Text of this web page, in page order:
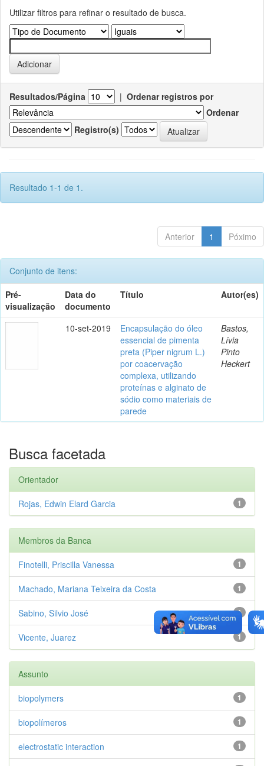
Utilizar filtros para refinar o resultado de busca.
Resultados/Página | Ordenar registros por
Ordenar
Registro(s)
Resultado 1-1 de 1.
Anterior 1 Póximo
Conjunto de itens:
Pré-
visualização
Data do
documento
Título Autor(es)
10-set-2019
Encapsulação do óleo
essencial de pimenta
preta (Piper nigrum L.)
por coacervação
complexa, utilizando
proteínas e alginato de
sódio como materiais de
parede
Bastos,
Lívia
Pinto
Heckert
Busca facetada
Orientador
1
Rojas, Edwin Elard Garcia
Membros da Banca
1
Finotelli, Priscilla Vanessa
1
Machado, Mariana Teixeira da Costa
1
Sabino, Silvio José
1
Vicente, Juarez
Assunto
1
biopolymers
1
biopolímeros
1
electrostatic interaction